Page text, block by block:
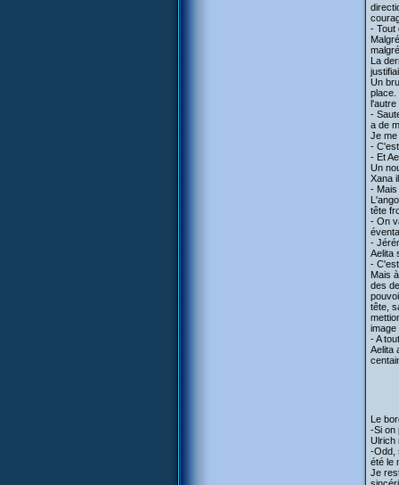
- Tout
La
Un
place.
l'autre
-
a de
Je me
-
- Et
Un
Xana
- Mais
tête
- On
-
Aelita
-
Mais
des
tête,
image
- A
Aelita
Le
-Si on
Ulrich
-Odd,
été le
Je